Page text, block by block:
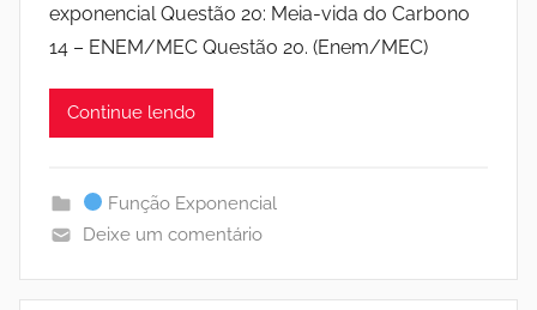
exponencial Questão 20: Meia-vida do Carbono
14 – ENEM/MEC Questão 20. (Enem/MEC)
Continue lendo
Função Exponencial
Deixe um comentário